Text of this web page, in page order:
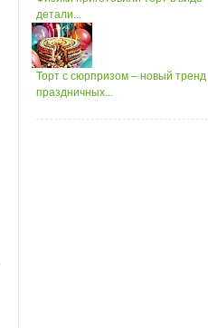
детали...
Торт с сюрпризом – новый тренд
праздничных...